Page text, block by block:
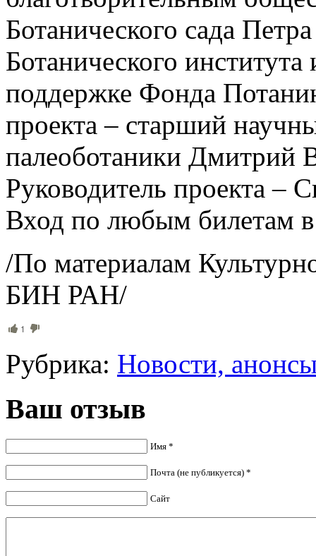
Ботанического сада
Ботанического
поддержке Фонда
проекта – старший
палеоботаники Дмитрий
Руководитель проекта –
Вход по любым билетам
/По материалам
БИН РАН/
1
Рубрика: Новости,
Ваш отзыв
Имя *
Почта (не публикуется) *
Сайт